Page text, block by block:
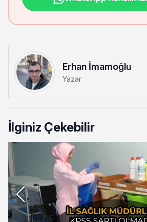
Erhan İmamoğlu
Yazar
İlginiz Çekebilir